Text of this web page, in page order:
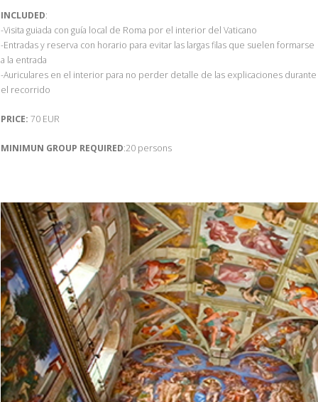
INCLUDED:
-Visita guiada con guía local de Roma por el interior del Vaticano
-Entradas y reserva con horario para evitar las largas filas que suelen formarse
a la entrada
-Auriculares en el interior para no perder detalle de las explicaciones durante
el recorrido
PRICE: 70 EUR
MINIMUN GROUP REQUIRED:20 persons